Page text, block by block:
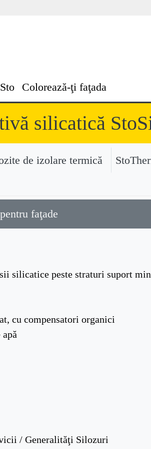
Colorează-ţi faţada
silicatică
de izolare termică
faţade
silicatice peste straturi suport
cu compensatori organici
/ Generalităţi Silozuri